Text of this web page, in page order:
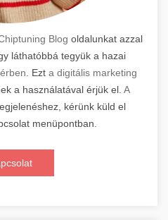
Blog oldalunkat azzal
láthatóbbá tegyük a hazai
. Ezt a digitális marketing
a használatával érjük el. A
kérünk küld el
menüpontban.